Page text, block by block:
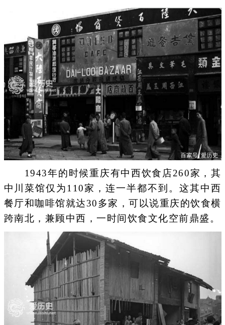
1943年的时候重庆有中西饮食店260家，其
中川菜馆仅为110家，连一半都不到。这其中西
餐厅和咖啡馆就达30多家，可以说重庆的饮食横
跨南北，兼顾中西，一时间饮食文化空前鼎盛。